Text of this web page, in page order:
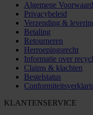
Algemene
Privacybeleid
Verzending &
Betaling
Retourneren
Herroepingsrecht
Informatie over
Claims & klachten
Bestelstatus
KLANTENSERVICE